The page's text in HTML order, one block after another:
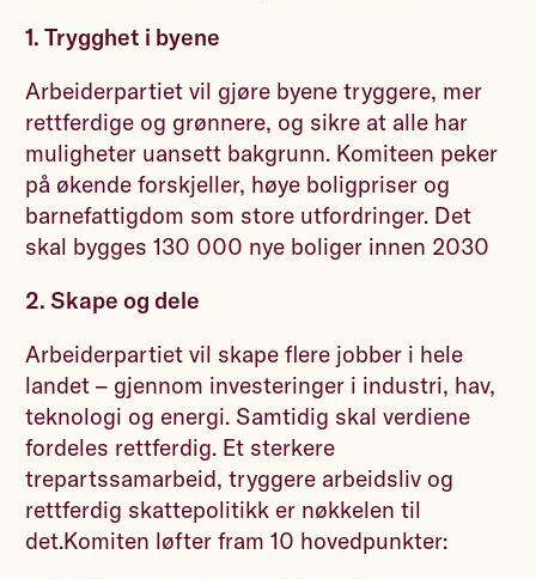
1. Trygghet i byene
Arbeiderpartiet vil gjøre byene tryggere, mer
rettferdige og grønnere, og sikre at alle har
muligheter uansett bakgrunn. Komiteen peker
på økende forskjeller, høye boligpriser og
barnefattigdom som store utfordringer. Det
skal bygges 130 000 nye boliger innen 2030
2. Skape og dele
Arbeiderpartiet vil skape flere jobber i hele
landet – gjennom investeringer i industri, hav,
teknologi og energi. Samtidig skal verdiene
fordeles rettferdig. Et sterkere
trepartssamarbeid, tryggere arbeidsliv og
rettferdig skattepolitikk er nøkkelen til
det.Komiten løfter fram 10 hovedpunkter: